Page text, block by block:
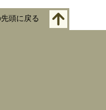
頭に戻る